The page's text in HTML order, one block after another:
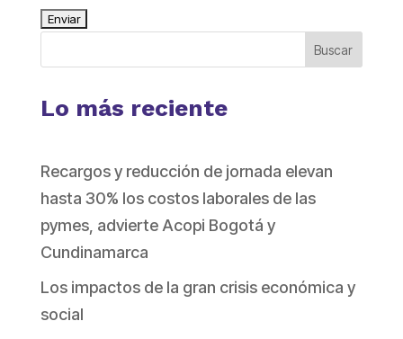
Buscar
Lo más reciente
Recargos y reducción de jornada elevan
hasta 30% los costos laborales de las
pymes, advierte Acopi Bogotá y
Cundinamarca
Los impactos de la gran crisis económica y
social